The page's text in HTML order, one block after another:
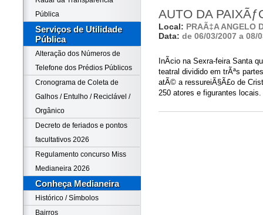
Pública
Serviços de Utilidade
Pública
Alteração dos Números de
Telefone dos Prédios Públicos
Cronograma de Coleta de
Galhos / Entulho / Reciclável /
Orgânico
Decreto de feriados e pontos
facultativos 2026
Regulamento concurso Miss
Medianeira 2026
Conheça Medianeira
Histórico / Símbolos
Bairros
AUTO DA
Local: PRAÃ‡A ANGELO
Data: de 06/03/2007 a 08/
InÃ­cio na Sexra-feira Santa
teatral dividido em trÃªs
atÃ© a ressureiÃ§Ã£o de
250 atores e figurantes locais.